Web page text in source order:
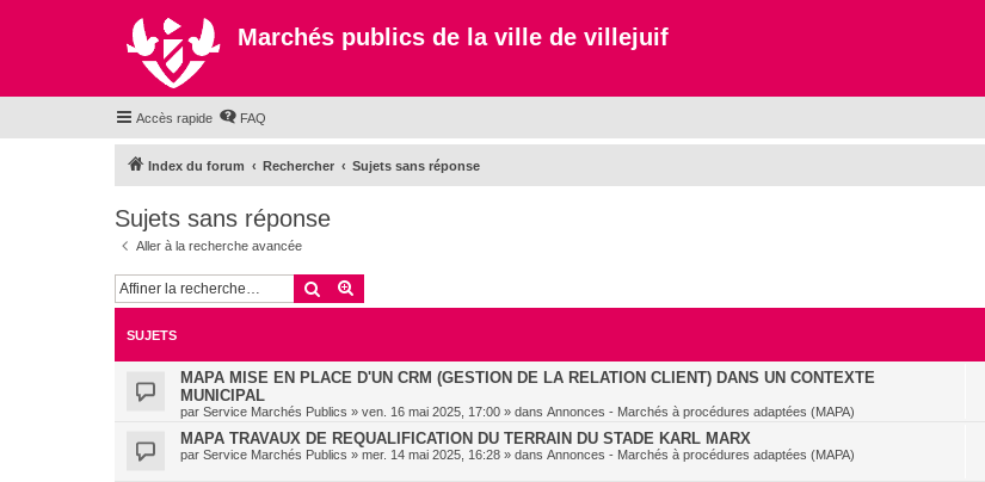
Marchés publics de la ville de villejuif
Accès rapide FAQ
Index du forum Rechercher Sujets sans réponse
Sujets sans réponse
Aller à la recherche avancée
Rechercher
SUJETS
MAPA MISE EN PLACE D'UN CRM (GESTION DE LA RELATION CLIENT) DANS UN CONTEXTE
MUNICIPAL
par Service Marchés Publics » ven. 16 mai 2025, 17:00 » dans Annonces - Marchés à procédures adaptées (MAPA)
MAPA TRAVAUX DE REQUALIFICATION DU TERRAIN DU STADE KARL MARX
par Service Marchés Publics » mer. 14 mai 2025, 16:28 » dans Annonces - Marchés à procédures adaptées (MAPA)